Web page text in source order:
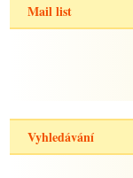
Mail list
Vyhledávání